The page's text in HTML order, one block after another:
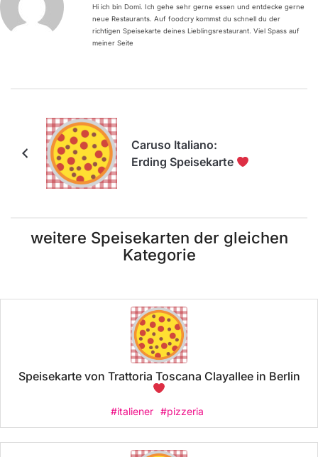
Hi ich bin Domi. Ich gehe sehr gerne essen und entdecke gerne
neue Restaurants. Auf foodcry kommst du schnell du der
richtigen Speisekarte deines Lieblingsrestaurant. Viel Spass auf
meiner Seite
Caruso Italiano:
Erding Speisekarte
weitere Speisekarten der gleichen
Kategorie
Speisekarte von Trattoria Toscana Clayallee in Berlin
#italiener #pizzeria